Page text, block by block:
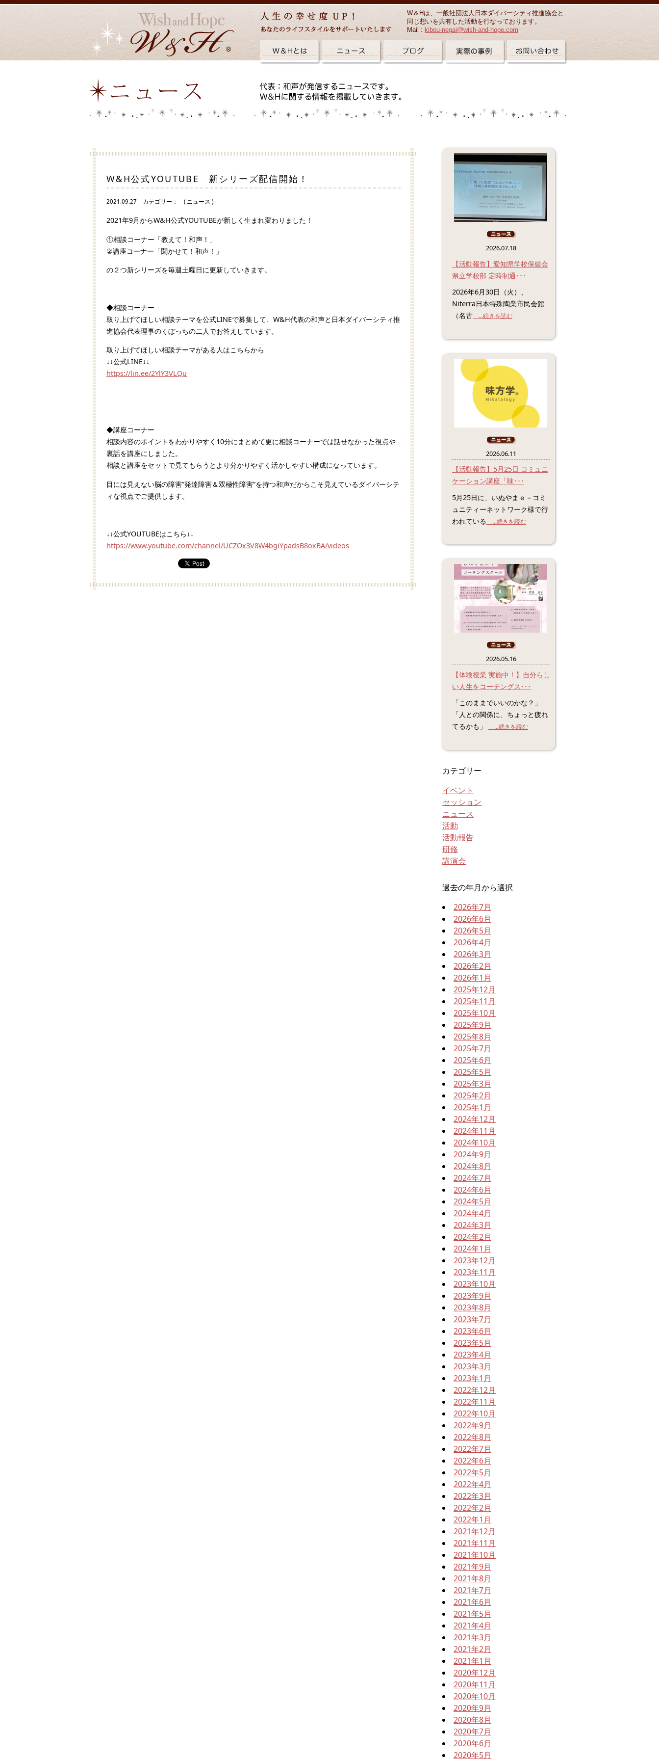
W＆Hは、一般社団法人日本ダイバーシティ推進協会と
同じ想いを共有した活動を行なっております。
Mail : kibou-negai@wish-and-hope.com
W&H公式YOUTUBE 新シリーズ配信開始！
2021.09.27 カテゴリー： ( ニュース )
2021年9月からW&H公式YOUTUBEが新しく生まれ変わりました！
①相談コーナー「教えて！和声！」
②講座コーナー「聞かせて！和声！」
の２つ新シリーズを毎週土曜日に更新していきます。
◆相談コーナー
取り上げてほしい相談テーマを公式LINEで募集して、W&H代表の和声と日本ダイバーシティ推
進協会代表理事のくぼっちの二人でお答えしています。
取り上げてほしい相談テーマがある人はこちらから
↓↓公式LINE↓↓
https://lin.ee/2YlY3VLQu
◆講座コーナー
相談内容のポイントをわかりやすく10分にまとめて更に相談コーナーでは話せなかった視点や
裏話を講座にしました。
相談と講座をセットで見てもらうとより分かりやすく活かしやすい構成になっています。
目には見えない脳の障害”発達障害＆双極性障害”を持つ和声だからこそ見えているダイバーシテ
ィな視点でご提供します。
↓↓公式YOUTUBEはこちら↓↓
https://www.youtube.com/channel/UCZOx3V8W4bgiYpadsB8oxBA/videos
2026.07.18
【活動報告】愛知県学校保健会
県立学校部 定時制通･･･
2026年6月30日（火）、
Niterra日本特殊陶業市民会館
（名古 ...続きを読む
2026.06.11
【活動報告】5月25日 コミュニ
ケーション講座「味･･･
5月25日に、いぬやまｅ－コミ
ュニティーネットワーク様で行
われている ...続きを読む
2026.05.16
【体験授業 実施中！】自分らし
い人生をコーチングス･･･
「このままでいいのかな？」
「人との関係に、ちょっと疲れ
てるかも」
...続きを読む
カテゴリー
イベント
セッション
ニュース
活動
活動報告
研修
講演会
過去の年月から選択
2026年7月
2026年6月
2026年5月
2026年4月
2026年3月
2026年2月
2026年1月
2025年12月
2025年11月
2025年10月
2025年9月
2025年8月
2025年7月
2025年6月
2025年5月
2025年3月
2025年2月
2025年1月
2024年12月
2024年11月
2024年10月
2024年9月
2024年8月
2024年7月
2024年6月
2024年5月
2024年4月
2024年3月
2024年2月
2024年1月
2023年12月
2023年11月
2023年10月
2023年9月
2023年8月
2023年7月
2023年6月
2023年5月
2023年4月
2023年3月
2023年1月
2022年12月
2022年11月
2022年10月
2022年9月
2022年8月
2022年7月
2022年6月
2022年5月
2022年4月
2022年3月
2022年2月
2022年1月
2021年12月
2021年11月
2021年10月
2021年9月
2021年8月
2021年7月
2021年6月
2021年5月
2021年4月
2021年3月
2021年2月
2021年1月
2020年12月
2020年11月
2020年10月
2020年9月
2020年8月
2020年7月
2020年6月
2020年5月